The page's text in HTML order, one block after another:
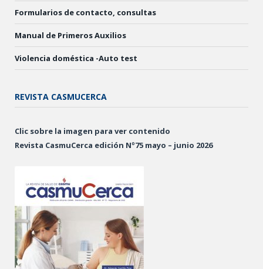
Formularios de contacto, consultas
Manual de Primeros Auxilios
Violencia doméstica -Auto test
REVISTA CASMUCERCA
Clic sobre la imagen para ver contenido
Revista CasmuCerca edición Nº75 mayo – junio 2026